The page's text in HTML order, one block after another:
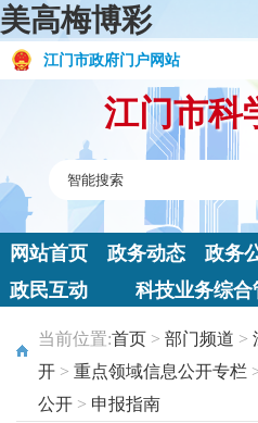
美高梅博彩
江门市政府门户网站
江门市科
网站首页 政务动态 政务
政民互动
科技业务综
当前位置:首页 > 部门频道 >
开 > 重点领域信息公开专栏
公开 > 申报指南